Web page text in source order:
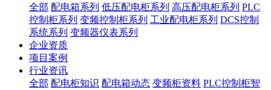
全部 配电箱系列 低压配电柜系列 高压配电柜系列 PLC
控制柜系列 变频控制柜系列 工业配电柜系列 DCS控制
系统系列 变频器仪表系列
企业资质
项目案例
行业资讯
全部 配电柜知识 配电箱动态 变频柜资料 PLC控制柜智